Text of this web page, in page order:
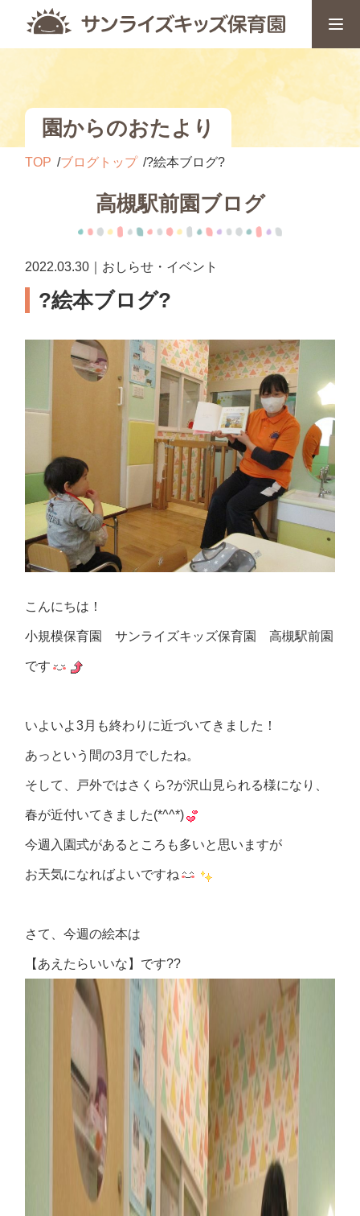
園からのおたより
TOP ブログトップ ?絵本ブログ?
高槻駅前園ブログ
2022.03.30｜おしらせ・イベント
?絵本ブログ?
こんにちは！
小規模保育園 サンライズキッズ保育園 高槻駅前園
です
いよいよ3月も終わりに近づいてきました！
あっという間の3月でしたね。
そして、戸外ではさくら?が沢山見られる様になり、
春が近付いてきました(*^^*)
今週入園式があるところも多いと思いますが
お天気になればよいですね
さて、今週の絵本は
【あえたらいいな】です??